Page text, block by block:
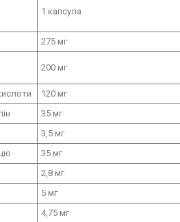
1 капсула
275 мг
200 мг
120 мг
35 мг
3,5 мг
35 мг
2,8 мг
5 мг
4,75 мг